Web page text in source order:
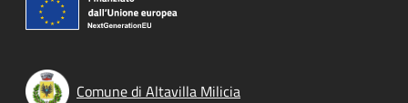
Comune di Altavilla Milicia